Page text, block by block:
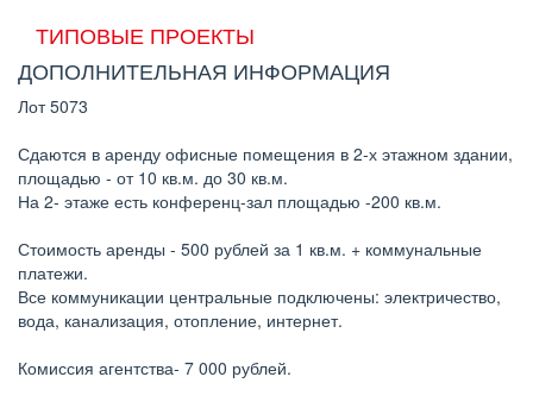
ТИПОВЫЕ ПРОЕКТЫ
ДОПОЛНИТЕЛЬНАЯ ИНФОРМАЦИЯ
Лот 5073
Сдаются в аренду офисные помещения в 2-х этажном здании,
площадью - от 10 кв.м. до 30 кв.м.
На 2- этаже есть конференц-зал площадью -200 кв.м.
Стоимость аренды - 500 рублей за 1 кв.м. + коммунальные
платежи.
​Все коммуникации центральные подключены: электричество,
вода, канализация, отопление, интернет.
Комиссия агентства- 7 000 рублей.